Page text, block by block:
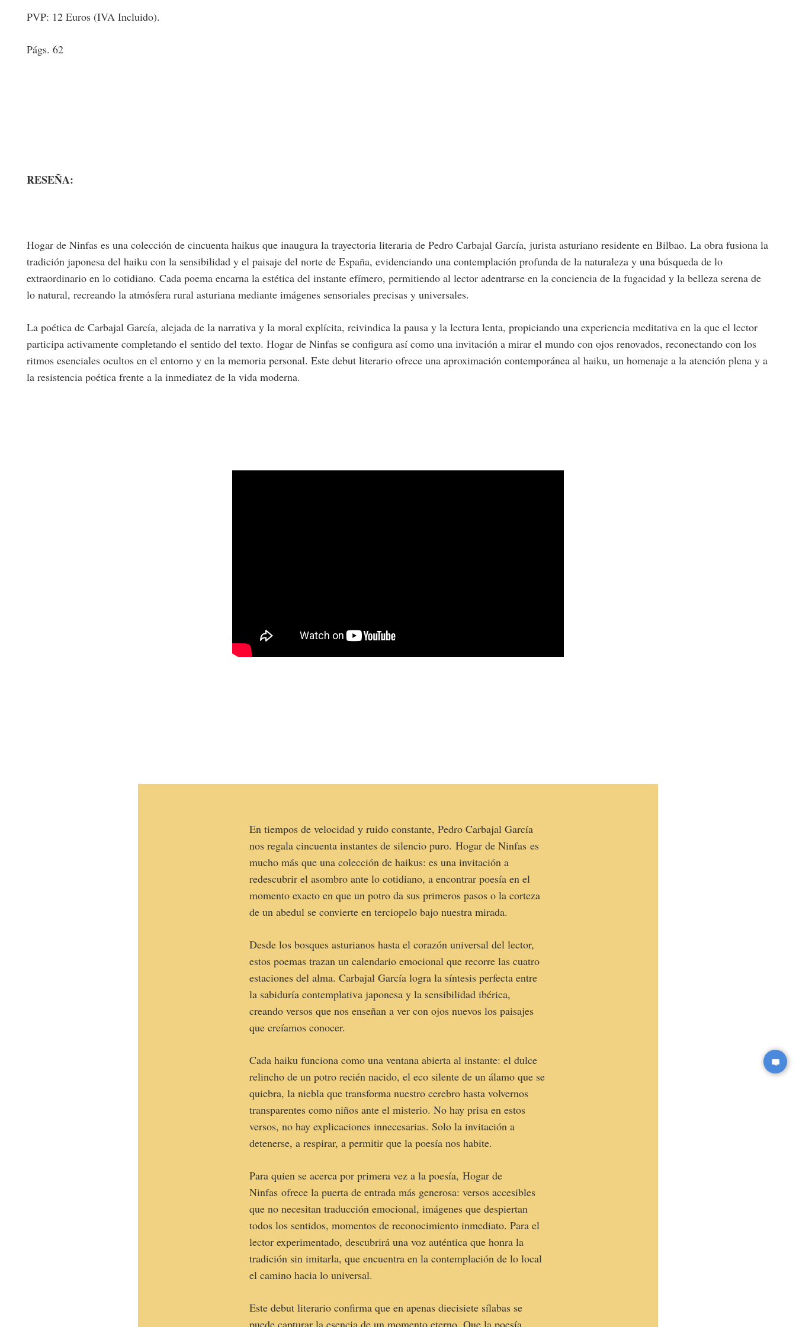
PVP: 12 Euros (IVA Incluido).
Págs. 62
RESEÑA:
Hogar de Ninfas es una colección de cincuenta haikus que inaugura la trayectoria literaria de Pedro Carbajal García, jurista asturiano residente en Bilbao. La obra fusiona la
tradición japonesa del haiku con la sensibilidad y el paisaje del norte de España, evidenciando una contemplación profunda de la naturaleza y una búsqueda de lo
extraordinario en lo cotidiano. Cada poema encarna la estética del instante efímero, permitiendo al lector adentrarse en la conciencia de la fugacidad y la belleza serena de
lo natural, recreando la atmósfera rural asturiana mediante imágenes sensoriales precisas y universales.
La poética de Carbajal García, alejada de la narrativa y la moral explícita, reivindica la pausa y la lectura lenta, propiciando una experiencia meditativa en la que el lector
participa activamente completando el sentido del texto. Hogar de Ninfas se configura así como una invitación a mirar el mundo con ojos renovados, reconectando con los
ritmos esenciales ocultos en el entorno y en la memoria personal. Este debut literario ofrece una aproximación contemporánea al haiku, un homenaje a la atención plena y a
la resistencia poética frente a la inmediatez de la vida moderna.
En tiempos de velocidad y ruido constante, Pedro Carbajal García
nos regala cincuenta instantes de silencio puro. Hogar de Ninfas es
mucho más que una colección de haikus: es una invitación a
redescubrir el asombro ante lo cotidiano, a encontrar poesía en el
momento exacto en que un potro da sus primeros pasos o la corteza
de un abedul se convierte en terciopelo bajo nuestra mirada.
Desde los bosques asturianos hasta el corazón universal del lector,
estos poemas trazan un calendario emocional que recorre las cuatro
estaciones del alma. Carbajal García logra la síntesis perfecta entre
la sabiduría contemplativa japonesa y la sensibilidad ibérica,
creando versos que nos enseñan a ver con ojos nuevos los paisajes
que creíamos conocer.
Cada haiku funciona como una ventana abierta al instante: el dulce
relincho de un potro recién nacido, el eco silente de un álamo que se
quiebra, la niebla que transforma nuestro cerebro hasta volvernos
transparentes como niños ante el misterio. No hay prisa en estos
versos, no hay explicaciones innecesarias. Solo la invitación a
detenerse, a respirar, a permitir que la poesía nos habite.
Para quien se acerca por primera vez a la poesía, Hogar de
Ninfas ofrece la puerta de entrada más generosa: versos accesibles
que no necesitan traducción emocional, imágenes que despiertan
todos los sentidos, momentos de reconocimiento inmediato. Para el
lector experimentado, descubrirá una voz auténtica que honra la
tradición sin imitarla, que encuentra en la contemplación de lo local
el camino hacia lo universal.
Este debut literario confirma que en apenas diecisiete sílabas se